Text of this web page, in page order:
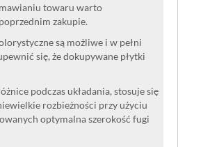
towaru warto
zakupie.
są możliwe i w pełni
się, że dokupywane płytki
podczas układania, stosuje się
rozbieżności przy użyciu
optymalna szerokość fugi